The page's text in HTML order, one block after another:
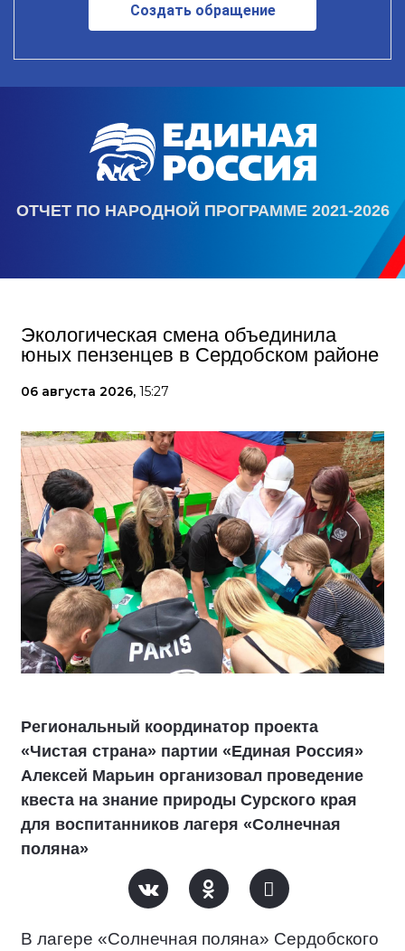
Создать обращение
ОТЧЕТ ПО НАРОДНОЙ ПРОГРАММЕ 2021-2026
Экологическая смена объединила
юных пензенцев в Сердобском районе
06 августа 2026, 15:27
Региональный координатор проекта
«Чистая страна» партии «Единая Россия»
Алексей Марьин организовал проведение
квеста на знание природы Сурского края
для воспитанников лагеря «Солнечная
поляна»
В лагере «Солнечная поляна» Сердобского